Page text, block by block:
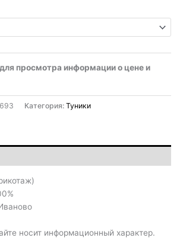
просмотра информации о цене и
Категория: Туники
носит информационный характер.